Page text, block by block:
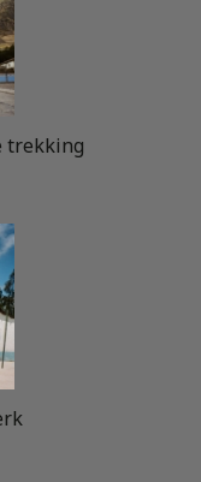
trekking